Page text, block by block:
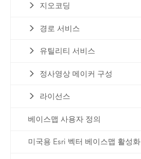
지오코딩
경로 서비스
유틸리티 서비스
정사영상 메이커 구성
라이선스
베이스맵 사용자 정의
미국용 Esri 벡터 베이스맵 활성화